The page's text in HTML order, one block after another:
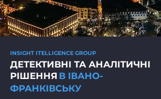
INSIGHT IТЕLLIGENCE GROUP
ДЕТЕКТИВНІ ТА АНАЛІТИЧНІ
РІШЕННЯ В ІВАНО-
ФРАНКІВСЬКУ